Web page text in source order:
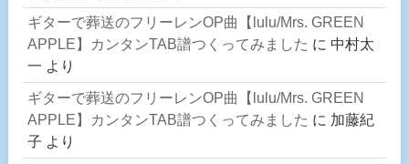
ギターで葬送のフリーレンOP曲【lulu/Mrs. GREEN
APPLE】カンタンTAB譜つくってみました に 中村太
一 より
ギターで葬送のフリーレンOP曲【lulu/Mrs. GREEN
APPLE】カンタンTAB譜つくってみました に 加藤紀
子 より